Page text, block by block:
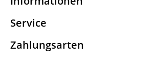
Service
Zahlungsarten